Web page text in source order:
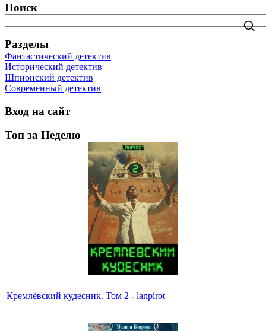
Поиск
Разделы
Фантастический детектив
Исторический детектив
Шпионский детектив
Современный детектив
Вход на сайт
Топ за Неделю
Кремлёвский кудесник. Том 2 - lanpirot